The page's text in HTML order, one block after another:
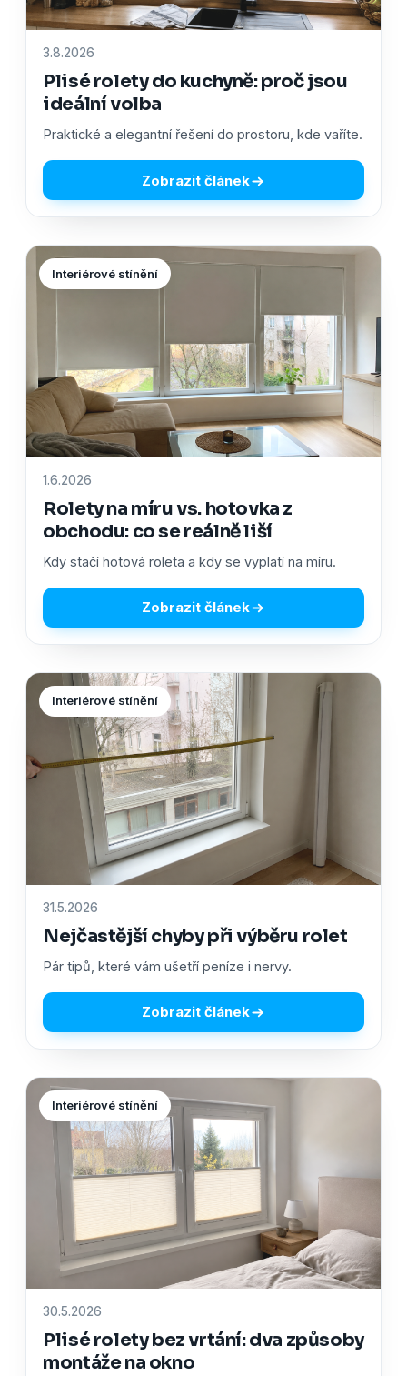
3.8.2026
Plisé rolety do kuchyně: proč jsou
ideální volba
Praktické a elegantní řešení do prostoru, kde vaříte.
Zobrazit článek
Interiérové stínění
1.6.2026
Rolety na míru vs. hotovka z
obchodu: co se reálně liší
Kdy stačí hotová roleta a kdy se vyplatí na míru.
Zobrazit článek
Interiérové stínění
31.5.2026
Nejčastější chyby při výběru rolet
Pár tipů, které vám ušetří peníze i nervy.
Zobrazit článek
Interiérové stínění
30.5.2026
Plisé rolety bez vrtání: dva způsoby
montáže na okno